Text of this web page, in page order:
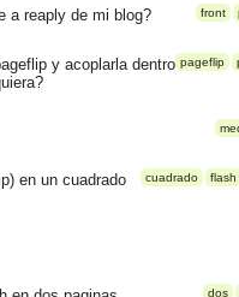
front
a reaply de mi blog?
pageflip
y acoplarla dentro
cuadrado flash
en un cuadrado
dos